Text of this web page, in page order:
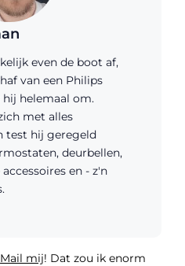
even de boot af,
van een Philips
helemaal om.
met alles
test hij geregeld
deurbellen,
en - z'n
Mail mij! Dat zou ik enorm